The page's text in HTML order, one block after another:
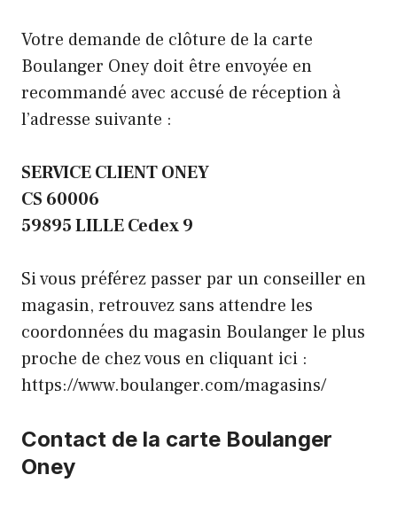
Votre demande de clôture de la carte
Boulanger Oney doit être envoyée en
recommandé avec accusé de réception à
l’adresse suivante :
SERVICE CLIENT ONEY
CS 60006
59895 LILLE Cedex 9
Si vous préférez passer par un conseiller en
magasin, retrouvez sans attendre les
coordonnées du magasin Boulanger le plus
proche de chez vous en cliquant ici :
https://www.boulanger.com/magasins/
Contact de la carte Boulanger
Oney